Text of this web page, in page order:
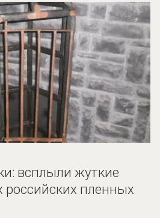
всплыли жуткие
российских пленных